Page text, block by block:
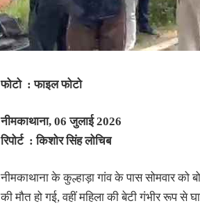
फोटो : फाइल फोटो
नीमकाथाना, 06 जुलाई2026
रिपोर्ट : किशोर सिंह लोचिब
नीमकाथाना के कुल्हाड़ा गांव के पास सोमवार को
की मौत हो गई, वहीं महिला की बेटी गंभीर रूप से